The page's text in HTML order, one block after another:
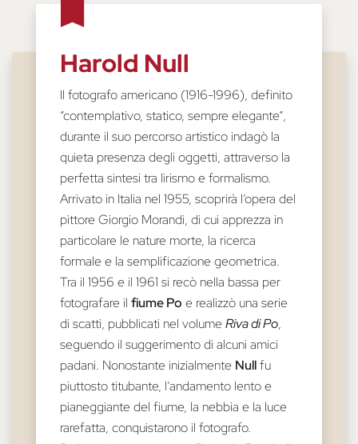
Harold Null
Il fotografo americano (1916-1996), definito
“contemplativo, statico, sempre elegante”,
durante il suo percorso artistico indagò la
quieta presenza degli oggetti, attraverso la
perfetta sintesi tra lirismo e formalismo.
Arrivato in Italia nel 1955, scoprirà l’opera del
pittore Giorgio Morandi, di cui apprezza in
particolare le nature morte, la ricerca
formale e la semplificazione geometrica.
Tra il 1956 e il 1961 si recò nella bassa per
fotografare il fiume Po e realizzò una serie
di scatti, pubblicati nel volume Riva di Po,
seguendo il suggerimento di alcuni amici
padani. Nonostante inizialmente Nullfu
piuttosto titubante, l’andamento lento e
pianeggiante del fiume, la nebbia e la luce
rarefatta, conquistarono il fotografo.